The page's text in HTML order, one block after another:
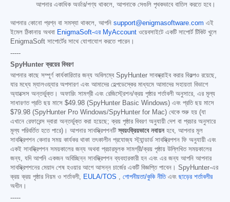
আপনার একাধিক অর্ডার/পণ্য থাকলে, আপনাকে সেগুলি পৃথকভাবে বাতিল করতে হবে।
আপনার কোনো প্রশ্ন বা সমস্যা থাকলে, আপনি support@enigmasoftware.com এই
ইমেল ঠিকানায় অথবা EnigmaSoft-এর MyAccount ওয়েবসাইটে একটি সাপোর্ট টিকিট খুলে
EnigmaSoft সাপোর্টের সাথে যোগাযোগ করতে পারেন।
-----
SpyHunter ক্রয়ের বিবরণ
আপনার কাছে সম্পূর্ণ কার্যকারিতার জন্য অবিলম্বে SpyHunter সাবস্ক্রাইব করার বিকল্পও রয়েছে,
যার মধ্যে ম্যালওয়্যার অপসারণ এবং আমাদের হেল্পডেস্কের মাধ্যমে আমাদের সহায়তা বিভাগে
অ্যাক্সেস অন্তর্ভুক্ত। অফারিং সামগ্রী এবং রেজিস্ট্রেশন/ক্রয় পৃষ্ঠার শর্তাবলী অনুসারে, এর মূল্য
সাধারণত প্রতি ছয় মাসে $49.98 (SpyHunter Basic Windows) এবং প্রতি ছয় মাসে
$79.98 (SpyHunter Pro Windows/SpyHunter for Mac) থেকে শুরু হয় (যা
এখানে রেফারেন্স দ্বারা অন্তর্ভুক্ত করা হয়েছে; ক্রয় পৃষ্ঠার বিবরণ অনুযায়ী দেশ বা প্রচার অনুসারে
মূল্য পরিবর্তিত হতে পারে)। আপনার সাবস্ক্রিপশনটিস্বয়ংক্রিয়ভাবে নবায়নহবে, আপনার মূল
সাবস্ক্রিপশন কেনার সময় কার্যকর থাকা তৎকালীন প্রযোজ্য স্ট্যান্ডার্ড সাবস্ক্রিপশন ফি অনুযায়ী এবং
একই সাবস্ক্রিপশন সময়কালের জন্য অথবা প্রচারমূলক সামগ্রী/ক্রয় পৃষ্ঠায় উল্লিখিত সময়কালের
জন্য, যদি আপনি একজন অবিচ্ছিন্ন সাবস্ক্রিপশন ব্যবহারকারী হন এবং এর জন্য আপনি আপনার
সাবস্ক্রিপশনের মেয়াদ শেষ হওয়ার আগে আসন্ন চার্জের একটি বিজ্ঞপ্তি পাবেন। SpyHunter-এর
ক্রয় ক্রয় পৃষ্ঠার নিয়ম ও শর্তাবলী, EULA/TOS , গোপনীয়তা/কুকি নীতিএবং ছাড়ের শর্তাবলীর
অধীন।
-----